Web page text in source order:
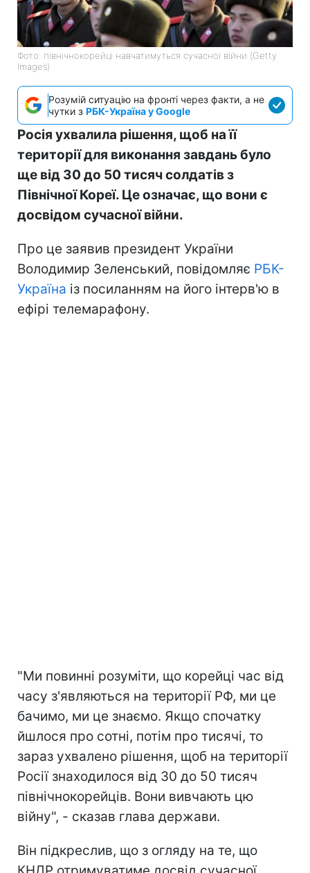
Фото: північнокорейці навчатимуться сучасної війни (Getty
Images)
Розумій ситуацію на фронті через факти, а не
чутки з РБК-Україна у Google
Росія ухвалила рішення, щоб на її
території для виконання завдань було
ще від 30 до 50 тисяч солдатів з
Північної Кореї. Це означає, що вони є
досвідом сучасної війни.
Про це заявив президент України
Володимир Зеленський, повідомляє РБК-
Україна із посиланням на його інтерв'ю в
ефірі телемарафону.
"Ми повинні розуміти, що корейці час від
часу з'являються на території РФ, ми це
бачимо, ми це знаємо. Якщо спочатку
йшлося про сотні, потім про тисячі, то
зараз ухвалено рішення, щоб на території
Росії знаходилося від 30 до 50 тисяч
північнокорейців. Вони вивчають цю
війну", - сказав глава держави.
Він підкреслив, що з огляду на те, що